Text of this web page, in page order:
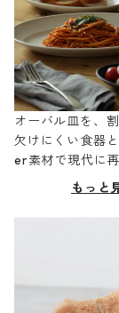
オーバル皿を、割
欠けにくい食器
er素材で現代に再
もっと